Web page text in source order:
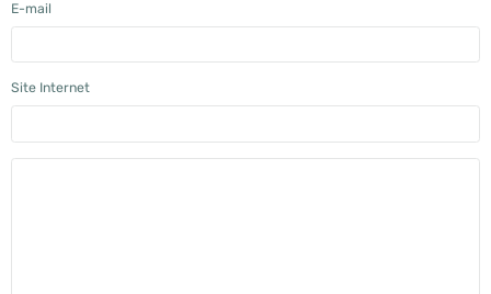
E-mail
Site Internet